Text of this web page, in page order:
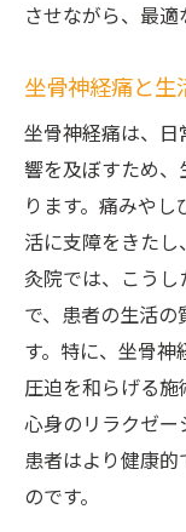
鍼灸院
に立ち向か
坐骨神
鍼灸治
丸亀市
患者が
治療技
鍼灸院
香川県丸亀
ための新視
坐骨神
させながら、最適
坐骨神経痛と
坐骨神経痛は、
響を及ぼすため
ります。痛みや
活に支障をきた
灸院では、こう
で、患者の生活
す。特に、坐骨
圧迫を和らげる施
心身のリラクゼー
患者はより健康
のです。